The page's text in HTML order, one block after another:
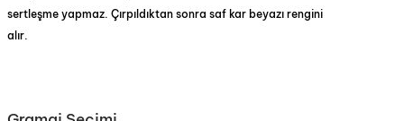
sertleşme yapmaz. Çırpıldıktan sonra saf kar beyazı rengini
alır.